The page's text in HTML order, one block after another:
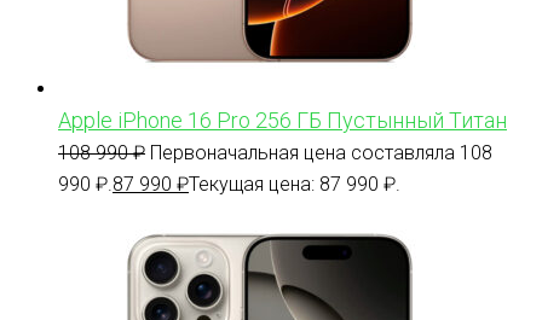
Apple iPhone 16 Pro 256 ГБ Пустынный Титан
108 990₽ Первоначальная цена составляла 108
990 ₽. 87 990 ₽Текущая цена: 87 990 ₽.